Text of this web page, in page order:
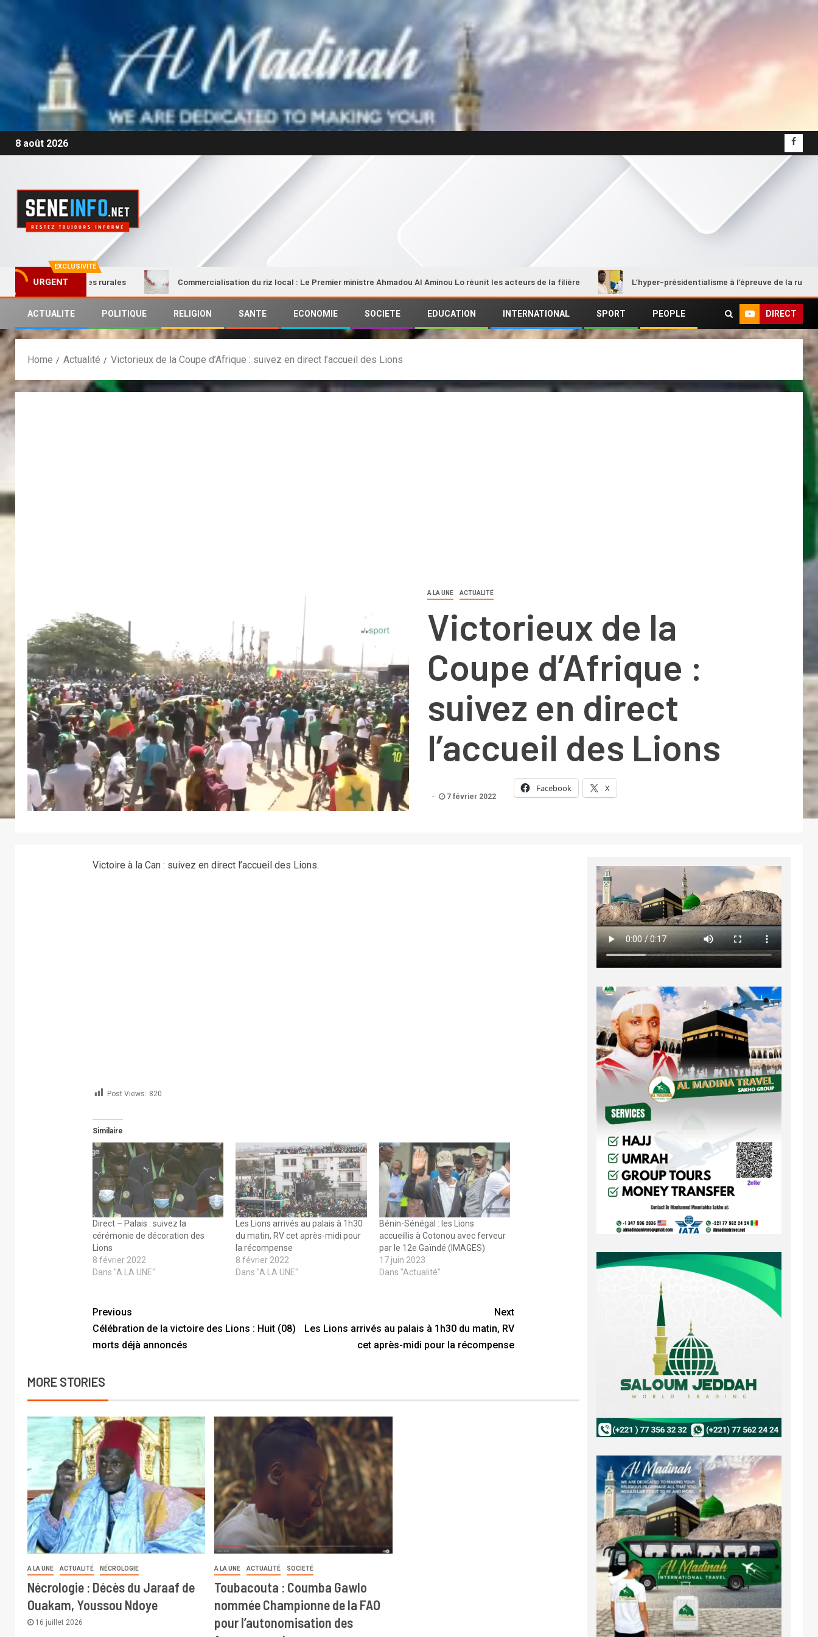
8 août 2026
EXCLUSIVITÉ
URGENT
des femmes rurales Commercialisation du riz local : Le Premier ministre Ahmadou Al Aminou Lo réunit les acteurs de la filière L’hyper-présidentialisme à l’épreuve de la rupture
ACTUALITE POLITIQUE RELIGION SANTE ECONOMIE SOCIETE EDUCATION INTERNATIONAL SPORT PEOPLE DIRECT
Home Actualité Victorieux de la Coupe d’Afrique : suivez en direct l’accueil des Lions
A LA UNE ACTUALITÉ
Victorieux de la
Coupe d’Afrique :
suivez en direct
l’accueil des Lions
7 février 2022
Facebook X
Victoire à la Can : suivez en direct l’accueil des Lions.
Post Views: 820
Similaire
Direct – Palais : suivez la
cérémonie de décoration des
Lions
8 février 2022
Dans "A LA UNE"
Les Lions arrivés au palais à 1h30
du matin, RV cet après-midi pour
la récompense
8 février 2022
Dans "A LA UNE"
Bénin-Sénégal : les Lions
accueillis à Cotonou avec ferveur
par le 12e Gaïndé (IMAGES)
17 juin 2023
Dans "Actualité"
Previous
Célébration de la victoire des Lions : Huit (08)
morts déjà annoncés
Next
Les Lions arrivés au palais à 1h30 du matin, RV
cet après-midi pour la récompense
MORE STORIES
A LA UNE ACTUALITÉ NÉCROLOGIE
Nécrologie : Décès du Jaraaf de
Ouakam, Youssou Ndoye
16 juillet 2026
A LA UNE ACTUALITÉ SOCIETÉ
Toubacouta : Coumba Gawlo
nommée Championne de la FAO
pour l’autonomisation des